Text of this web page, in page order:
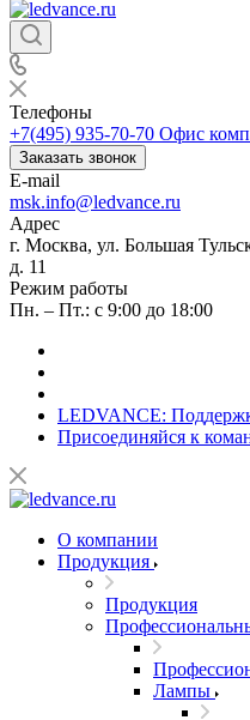
Телефоны
+7(495) 935-70-70 Офис
Заказать звонок
E-mail
msk.info@ledvance.ru
Адрес
г. Москва, ул. Большая
д. 11
Режим работы
Пн. – Пт.: с 9:00 до 18:00
LEDVANCE:
Присоединяйся к
О компании
Продукция
Продукция
Лампы